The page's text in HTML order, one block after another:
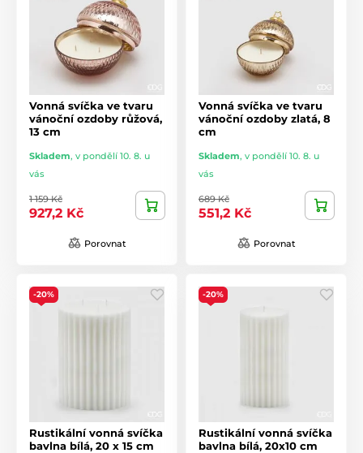
Vonná svíčka ve tvaru
vánoční ozdoby růžová,
13 cm
Skladem, v pondělí 10. 8. u
vás
1 159 Kč
927,2 Kč
Porovnat
Vonná svíčka ve tvaru
vánoční ozdoby zlatá, 8
cm
Skladem, v pondělí 10. 8. u
vás
689 Kč
551,2 Kč
Porovnat
-20%
Rustikální vonná svíčka
bavlna bílá, 20 x 15 cm
-20%
Rustikální vonná svíčka
bavlna bílá, 20x10 cm